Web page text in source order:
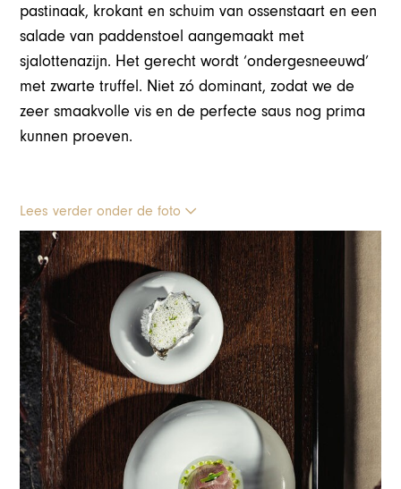
pastinaak, krokant en schuim van ossenstaart en een
salade van paddenstoel aangemaakt met
sjalottenazijn. Het gerecht wordt ‘ondergesneeuwd’
met zwarte truffel. Niet zó dominant, zodat we de
zeer smaakvolle vis en de perfecte saus nog prima
kunnen proeven.
Lees verder onder de foto